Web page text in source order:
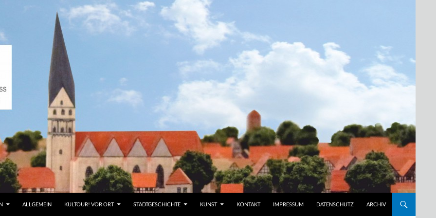
ALLGEMEIN KULTOUR! VOR ORT STADTGESCHICHTE KUNST KONTAKT IMPRESSUM DATENSCHUTZ ARCHIV